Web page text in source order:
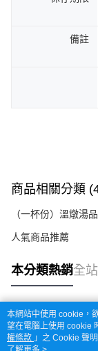
備註
商品相關分類
（一杯份）溫燉湯
人氣商品推薦
本分類熱銷全
熱門標籤
本網站中使用 cookie，
望在電腦上使用 cookie
權條款 」之 Cookie 聲